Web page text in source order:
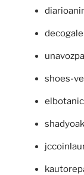
shoes-